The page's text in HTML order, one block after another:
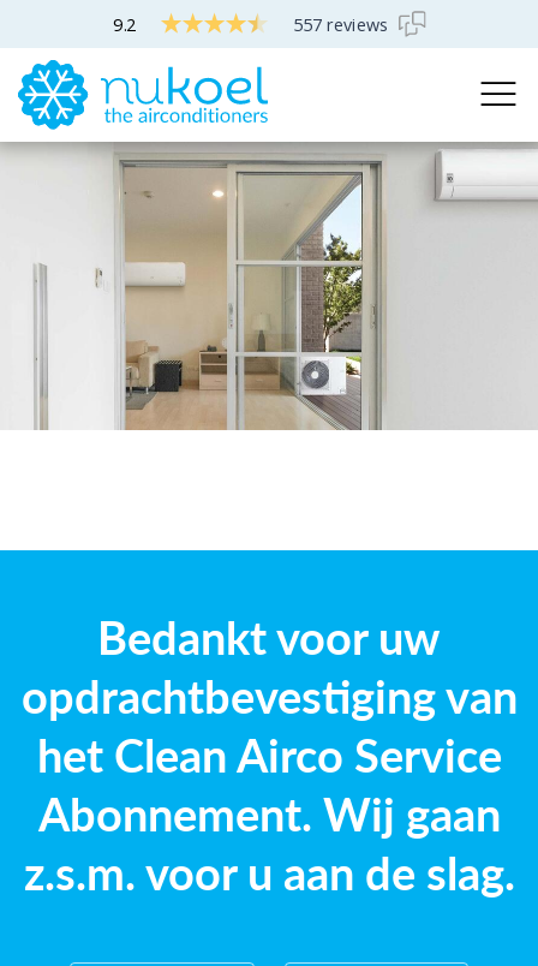
9.2 557 reviews
Bedankt voor uw
opdrachtbevestiging van
het Clean Airco Service
Abonnement. Wij gaan
z.s.m. voor u aan de slag.